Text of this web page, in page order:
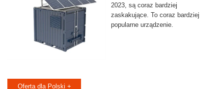
2023, są coraz bardziej
zaskakujące. To coraz bardziej
popularne urządzenie.
Oferta dla Polski +